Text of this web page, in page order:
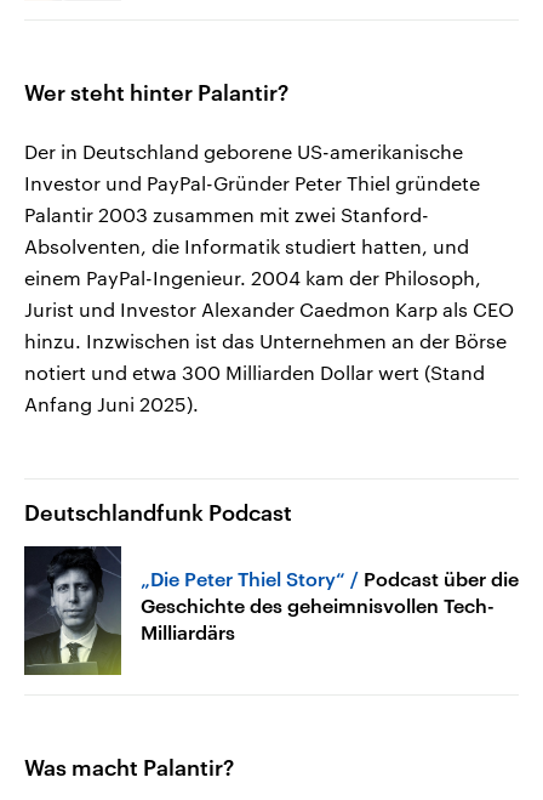
Wer steht hinter Palantir?
Der in Deutschland geborene US-amerikanische
Investor und PayPal-Gründer Peter Thiel gründete
Palantir 2003 zusammen mit zwei Stanford-
Absolventen, die Informatik studiert hatten, und
einem PayPal-Ingenieur. 2004 kam der Philosoph,
Jurist und Investor Alexander Caedmon Karp als CEO
hinzu. Inzwischen ist das Unternehmen an der Börse
notiert und etwa 300 Milliarden Dollar wert (Stand
Anfang Juni 2025).
Deutschlandfunk Podcast
„Die Peter Thiel Story“
Podcast über die
Geschichte des geheimnisvollen Tech-
Milliardärs
Was macht Palantir?